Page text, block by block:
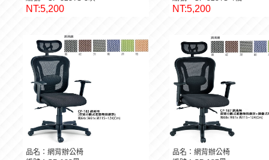
NT:5,200 NT:5,200
品名：網背辦公椅
品名：網背辦公椅